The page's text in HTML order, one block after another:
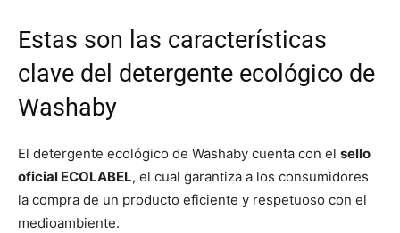
Estas son las características
clave del detergente ecológico de
Washaby
El detergente ecológico de Washaby cuenta con el sello
oficial ECOLABEL, el cual garantiza a los consumidores
la compra de un producto eficiente y respetuoso con el
medioambiente.